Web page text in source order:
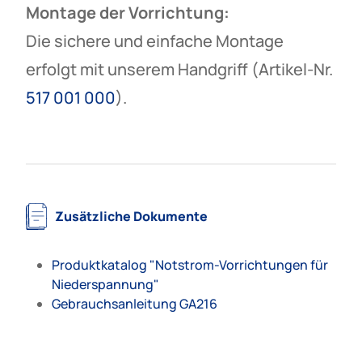
Montage der Vorrichtung:
Die sichere und einfache Montage
erfolgt mit unserem Handgriff (Artikel-Nr.
517 001 000).
Zusätzliche Dokumente
Produktkatalog "Notstrom-Vorrichtungen für
Niederspannung"
Gebrauchsanleitung GA216